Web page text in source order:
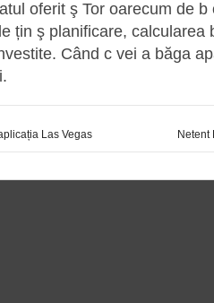
oferit ş Tor oarecum de
țin ş planificare, calcularea
Când c vei a băga
Las Vegas Netent